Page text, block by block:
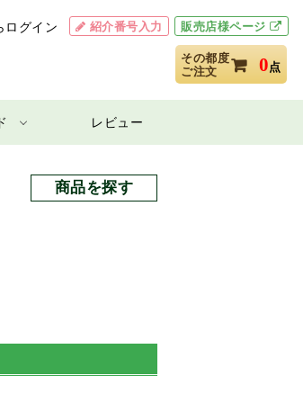
ログイン 紹介番号入力 販売店様ページ
その都度
ご注文
0 点
レビュー
商品を探す